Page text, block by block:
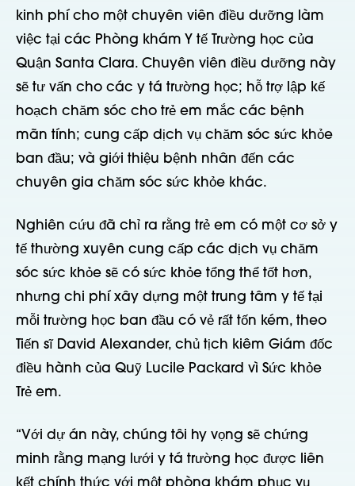
kinh phí cho một chuyên viên điều dưỡng làm
việc tại các Phòng khám Y tế Trường học của
Quận Santa Clara. Chuyên viên điều dưỡng này
sẽ tư vấn cho các y tá trường học; hỗ trợ lập kế
hoạch chăm sóc cho trẻ em mắc các bệnh
mãn tính; cung cấp dịch vụ chăm sóc sức khỏe
ban đầu; và giới thiệu bệnh nhân đến các
chuyên gia chăm sóc sức khỏe khác.
Nghiên cứu đã chỉ ra rằng trẻ em có một cơ sở y
tế thường xuyên cung cấp các dịch vụ chăm
sóc sức khỏe sẽ có sức khỏe tổng thể tốt hơn,
nhưng chi phí xây dựng một trung tâm y tế tại
mỗi trường học ban đầu có vẻ rất tốn kém, theo
Tiến sĩ David Alexander, chủ tịch kiêm Giám đốc
điều hành của Quỹ Lucile Packard vì Sức khỏe
Trẻ em.
“Với dự án này, chúng tôi hy vọng sẽ chứng
minh rằng mạng lưới y tá trường học được liên
kết chính thức với một phòng khám phục vụ